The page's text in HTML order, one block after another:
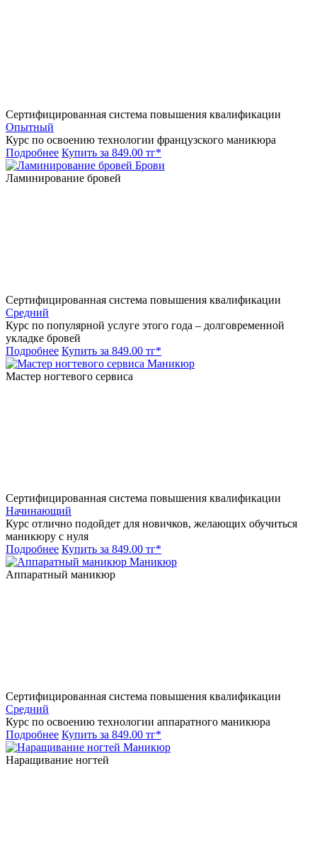
Сертифицированная система повышения квалификации
Опытный
Курс по освоению технологии французского маникюра
Подробнее Купить за 849.00 тг*
Брови
Ламинирование бровей
Сертифицированная система повышения квалификации
Средний
Курс по популярной услуге этого года – долговременной
укладке бровей
Подробнее Купить за 849.00 тг*
Маникюр
Мастер ногтевого сервиса
Сертифицированная система повышения квалификации
Начинающий
Курс отлично подойдет для новичков, желающих обучиться
маникюру с нуля
Подробнее Купить за 849.00 тг*
Маникюр
Аппаратный маникюр
Сертифицированная система повышения квалификации
Средний
Курс по освоению технологии аппаратного маникюра
Подробнее Купить за 849.00 тг*
Маникюр
Наращивание ногтей